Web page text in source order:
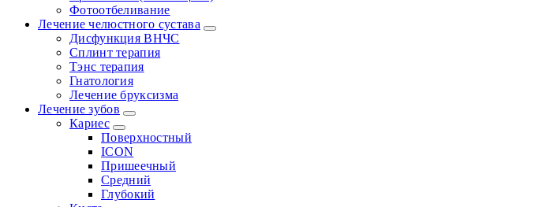
Фотоотбеливание
Лечение челюстного сустава
Дисфункция ВНЧС
Сплинт терапия
Тэнс терапия
Гнатология
Лечение бруксизма
Лечение зубов
Кариес
Поверхностный
ICON
Пришеечный
Средний
Глубокий